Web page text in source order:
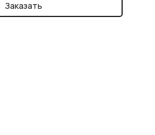
Заказать